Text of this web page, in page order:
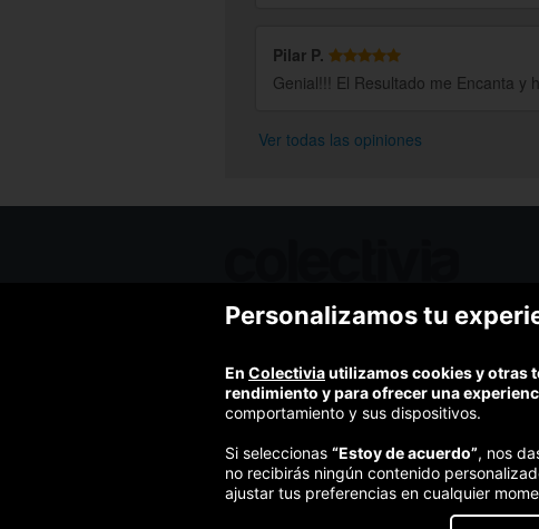
Pilar P.
Genial!!! El Resultado me Encanta y
Ver todas las opiniones
Ofertas de hoy
Términos y condiciones
Política de privacidad y aviso legal
Política de cookies
Personalizamos tu
En Colectiviautilizamos cookies y otras
rendimiento y para ofrecer una
comportamiento y sus dispositivos.
Si seleccionas “Estoy de acuerdo”, nos
no recibirás ningún contenido
ajustar tus preferencias en cualquier